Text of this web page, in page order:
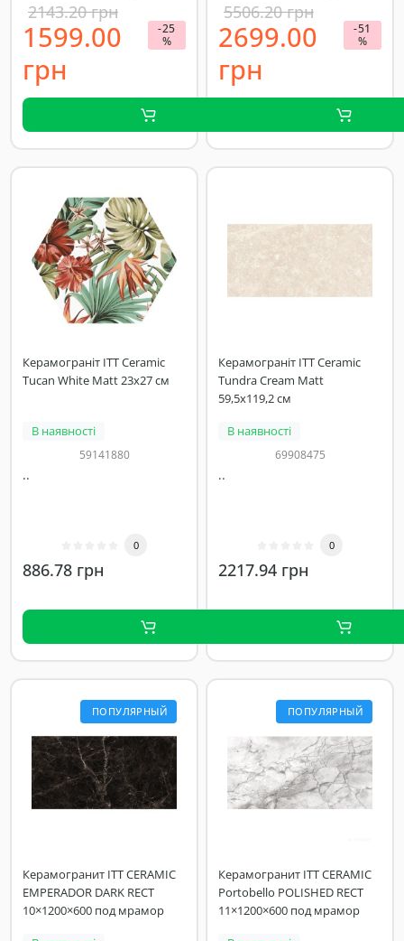
2143.20 грн
-25
%
1599.00
грн
5506.20 грн
-51
%
2699.00
грн
Керамограніт ITT Ceramic
Tucan White Matt 23x27 см
В наявності
59141880
..
0
886.78 грн
Керамограніт ITT Ceramic
Tundra Cream Matt
59,5x119,2 см
В наявності
69908475
..
0
2217.94 грн
ПОПУЛЯРНЫЙ
Керамогранит ITT CERAMIC
EMPERADOR DARK RECT
10×1200×600 под мрамор
ПОПУЛЯРНЫЙ
Керамогранит ITT CERAMIC
Portobello POLISHED RECT
11×1200×600 под мрамор